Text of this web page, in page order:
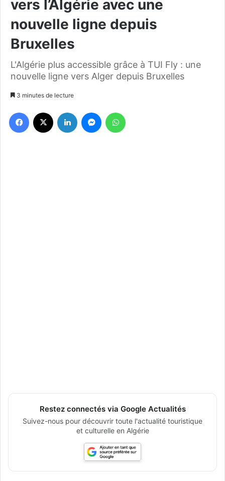
vers l’Algérie avec une
nouvelle ligne depuis
Bruxelles
L'Algérie plus accessible grâce à TUI Fly : une
nouvelle ligne vers Alger depuis Bruxelles
3 minutes de lecture
Restez connectés via Google Actualités
Suivez-nous pour découvrir toute l'actualité touristique
et culturelle en Algérie